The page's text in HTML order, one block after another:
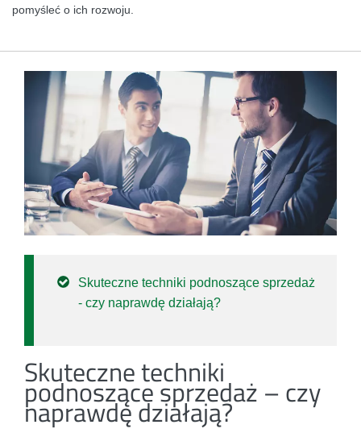
pomyśleć o ich rozwoju.
Skuteczne techniki podnoszące sprzedaż
- czy naprawdę działają?
Skuteczne techniki
podnoszące sprzedaż – czy
naprawdę działają?